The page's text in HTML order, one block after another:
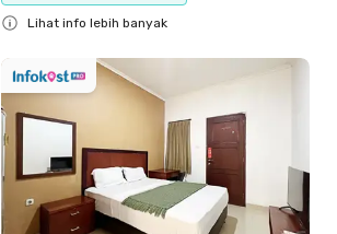
Lihat info lebih banyak